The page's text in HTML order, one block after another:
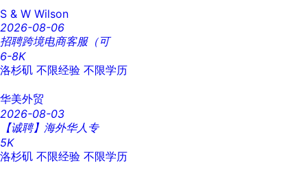
S & W Wilson
2026-08-06
招聘跨境电商客服（可
6-8K
洛杉矶 不限经验 不限学历
华美外贸
2026-08-03
【诚聘】海外华人专
5K
洛杉矶 不限经验 不限学历